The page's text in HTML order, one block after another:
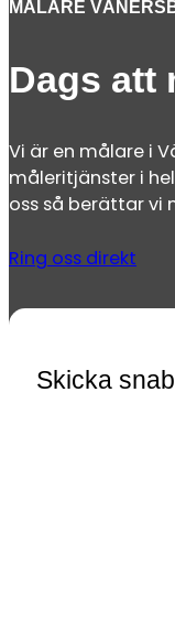
MÅLARE
Dags att
Vi är en målare i
måleritjänster i
oss så berättar vi
Ring oss direkt
Skicka